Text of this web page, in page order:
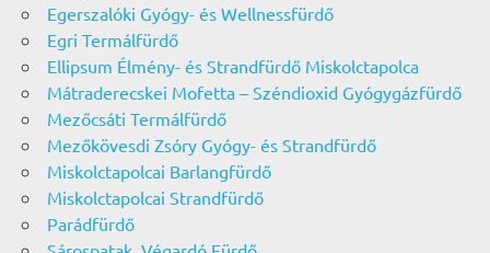
Egerszalóki Gyógy- és Wellnessfürdő
Egri Termálfürdő
Ellipsum Élmény- és Strandfürdő Miskolctapolca
Mátraderecskei Mofetta – Széndioxid Gyógygázfürdő
Mezőcsáti Termálfürdő
Mezőkövesdi Zsóry Gyógy- és Strandfürdő
Miskolctapolcai Barlangfürdő
Miskolctapolcai Strandfürdő
Parádfürdő